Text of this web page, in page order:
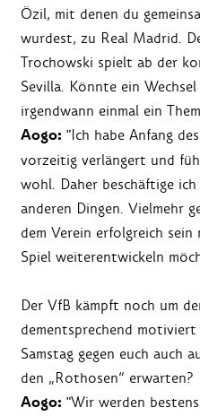
Özil, mit denen du
wurdest, zu Real Madrid.
Trochowski spielt ab der
Sevilla. Könnte ein
irgendwann einmal ein
Aogo: "Ich habe Anfang
vorzeitig verlängert und
wohl. Daher beschäftige
anderen Dingen. Vielmehr
dem Verein erfolgreich
Spiel weiterentwickeln
Der VfB kämpft noch um
dementsprechend
Samstag gegen euch auch
den „Rothosen“ erwarten?
Aogo: "Wir werden